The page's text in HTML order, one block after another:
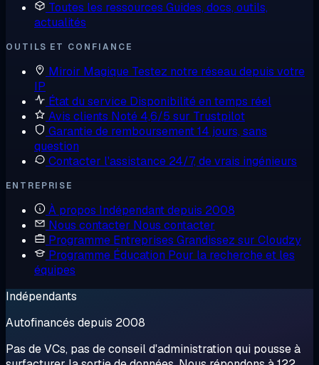
Toutes les ressources Guides, docs, outils,
actualités
OUTILS ET CONFIANCE
Miroir Magique Testez notre réseau depuis votre
IP
État du service Disponibilité en temps réel
Avis clients Noté 4,6/5 sur Trustpilot
Garantie de remboursement14 jours, sans
question
Contacter l'assistance 24/7, de vrais ingénieurs
ENTREPRISE
À propos Indépendant depuis 2008
Nous contacter Nous contacter
Programme Entreprises Grandissez sur Cloudzy
Programme Éducation Pour la recherche et les
équipes
Indépendants
Autofinancés depuis 2008
Pas de VCs, pas de conseil d'administration qui pousse à